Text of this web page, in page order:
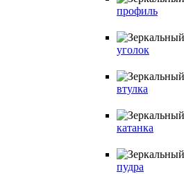
профиль
уголок
втулка
катанка
пудра